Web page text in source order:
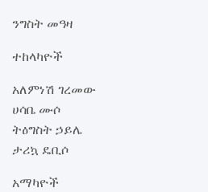
ንግስት መዓዛ
ተከላካዮች
አለምነሽ ገረመው
ሀሳቤ ሙሶ
ትዕግስት ኃይሌ
ታሪኳ ዴቢሶ
አማካዮች